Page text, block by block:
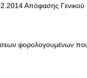
Απόφασης Γενικού
φορολογουμένων